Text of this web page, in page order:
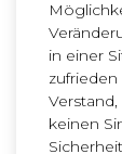
in einer
keinen